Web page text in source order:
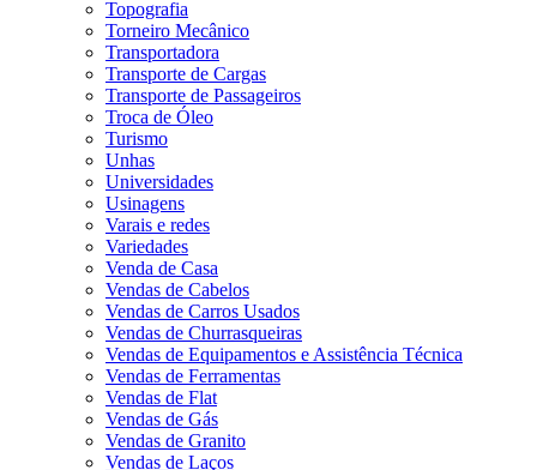
Topografia
Torneiro Mecânico
Transportadora
Transporte de Cargas
Transporte de Passageiros
Troca de Óleo
Turismo
Unhas
Universidades
Usinagens
Varais e redes
Variedades
Venda de Casa
Vendas de Cabelos
Vendas de Carros Usados
Vendas de Churrasqueiras
Vendas de Equipamentos e Assistência Técnica
Vendas de Ferramentas
Vendas de Flat
Vendas de Gás
Vendas de Granito
Vendas de Laços